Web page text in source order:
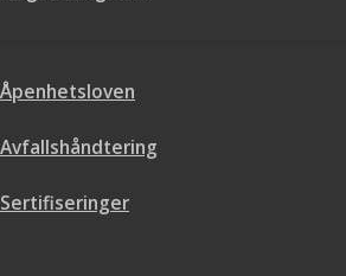
Åpenhetsloven
Avfallshåndtering
Sertifiseringer